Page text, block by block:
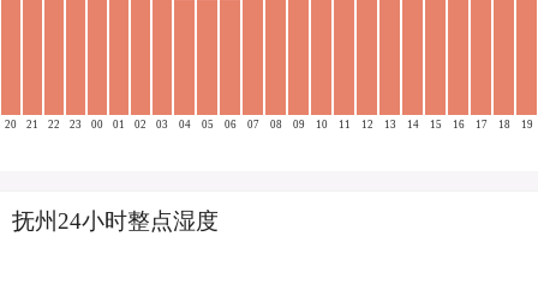
20 21 22 23 00 01 02 03 04 05 06 07 08 09 10 11 12 13 14 15 16 17 18 19
抚州24小时整点湿度